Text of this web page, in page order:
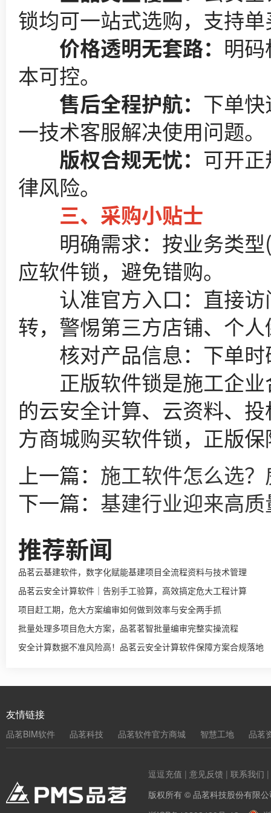
锁均可一站式选购，支持
价格透明无套路： 明
本可控。
售后全程护航： 下单
一技术客服解决使用问题。
版权合规无忧： 可开
律风险。
三、采购小贴士
明确需求：按业务类型(
应软件锁，避免错购。
认准官方入口：直接访
转，警惕第三方店铺、个
核对产品信息：下单时
正版软件锁是施工企业
的云安全计算、云资料、
方商城购买软件锁，正版
上一篇： 施工软件怎么选
下一篇： 基建行业迎来高
推荐新闻
品茗云基建软件，数字化赋能基建项目全流程资料与技术管理
品茗云安全计算软件｜告别手工验算，高效搞定危大工程计算
项目赶工期，危大方案编审如何做到效率与安全两手抓
批量处理多项目危大方案，品茗茗智批量编审完整实操流程
安全计算数据不准风险高！品茗云安全计算软件保障方案合规落地
友情链接
品茗BIM软件 品茗科技 品茗软件官方商城 智慧工地 品茗
逗逗充值 | 意见反馈 | 联系我们 |
版权所有 © 品茗科技股份有限